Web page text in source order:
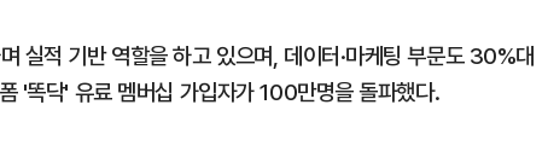
실적 기반 역할을 하고 있으며, 데이터·마케팅 부문도 30%대
'똑닥' 유료 멤버십 가입자가 100만명을 돌파했다.